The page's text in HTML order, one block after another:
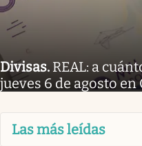
Divisas. REAL: a
jueves 6 de agosto
Las más leídas